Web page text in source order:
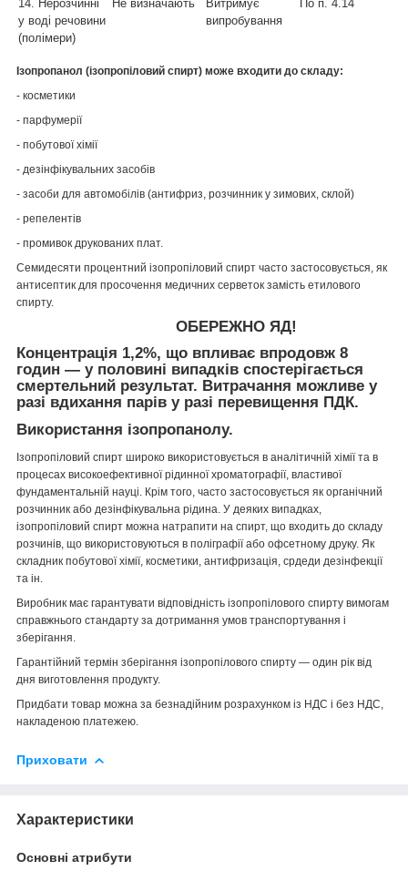
14. Нерозчинні
у воді речовини
(полімери)
Не визначають
Витримує
випробування
По п. 4.14
Ізопропанол (ізопропіловий спирт) може входити до складу:
- косметики
- парфумерії
- побутової хімії
- дезінфікувальних засобів
- засоби для автомобілів (антифриз, розчинник у зимових, склой)
- репелентів
- промивок друкованих плат.
Семидесяти процентний ізопропіловий спирт часто застосовується, як
антисептик для просочення медичних серветок замість етилового
спирту.
ОБЕРЕЖНО ЯД!
Концентрація 1,2%, що впливає впродовж 8
годин — у половині випадків спостерігається
смертельний результат. Витрачання можливе у
разі вдихання парів у разі перевищення ПДК.
Використання ізопропанолу.
Ізопропіловий спирт широко використовується в аналітичній хімії та в
процесах високоефективної рідинної хроматографії, властивої
фундаментальній науці. Крім того, часто застосовується як органічний
розчинник або дезінфікувальна рідина. У деяких випадках,
ізопропіловий спирт можна натрапити на спирт, що входить до складу
розчинів, що використовуються в поліграфії або офсетному друку. Як
складник побутової хімії, косметики, антифризація, срдеди дезінфекції
та ін.
Виробник має гарантувати відповідність ізопропілового спирту вимогам
справжнього стандарту за дотримання умов транспортування і
зберігання.
Гарантійний термін зберігання ізопропілового спирту — один рік від
дня виготовлення продукту.
Придбати товар можна за безнадійним розрахунком із НДС і без НДС,
накладеною платежею.
Приховати
Характеристики
Основні атрибути